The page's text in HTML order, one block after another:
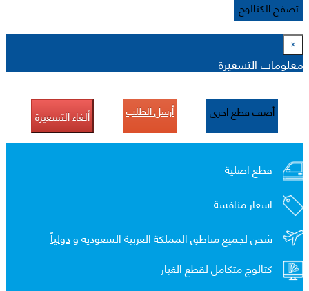
تصفح الكتالوج
×
معلومات التسعيرة
أضف قطع اخرى أرسل الطلب ألغاء التسعيرة
قطع اصلية
اسعار منافسة
شحن لجميع مناطق المملكة العربية السعوديه ودولياً
كتالوج متكامل لقطع الغيار